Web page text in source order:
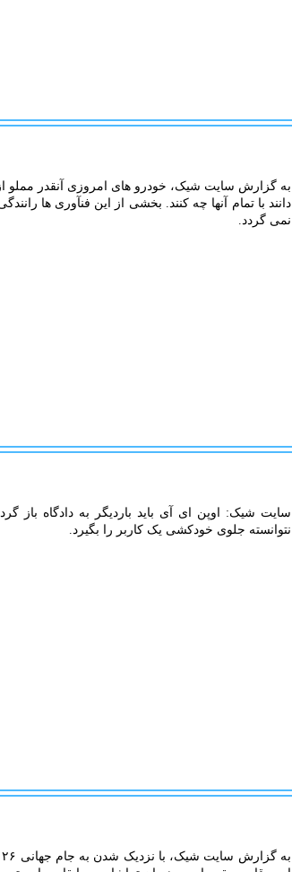
به گزارش سایت شیک، خودرو های امروزی آنقدر مملو
دانند با تمام آنها چه کنند. بخشی از این فنآوری ها
نمی گردد.
سایت شیک: اوپن ای آی باید باردیگر به دادگاه
نتوانسته جلوی خودکشی یک کاربر را بگیرد.